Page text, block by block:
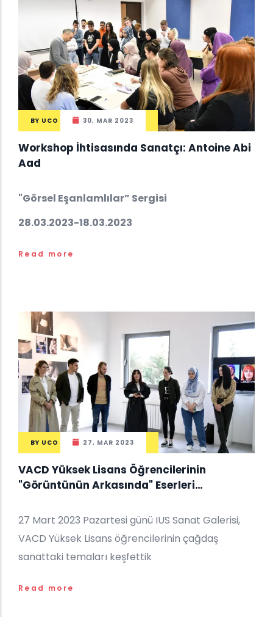
BY UCO 30, MAR 2023
Workshop İhtisasında Sanatçı: Antoine Abi
Aad
"Görsel Eşanlamlılar” Sergisi
28.03.2023-18.03.2023
Read more
BY UCO 27, MAR 2023
VACD Yüksek Lisans Öğrencilerinin
"Görüntünün Arkasında" Eserleri
27 Mart 2023 Pazartesi günü IUS Sanat Galerisi,
VACD Yüksek Lisans öğrencilerinin çağdaş
sanattaki temaları keşfettik
Read more